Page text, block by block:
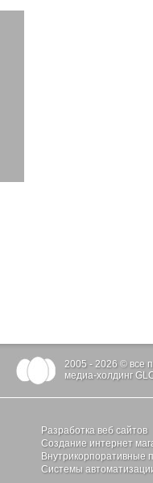
2005 - 2026 © все
медиа-холдинг
Разработка веб сайтов
Создание интернет
Внутрикорпоративные
Системы